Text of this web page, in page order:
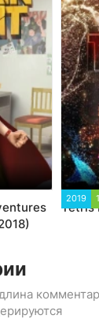
2019
Tetris